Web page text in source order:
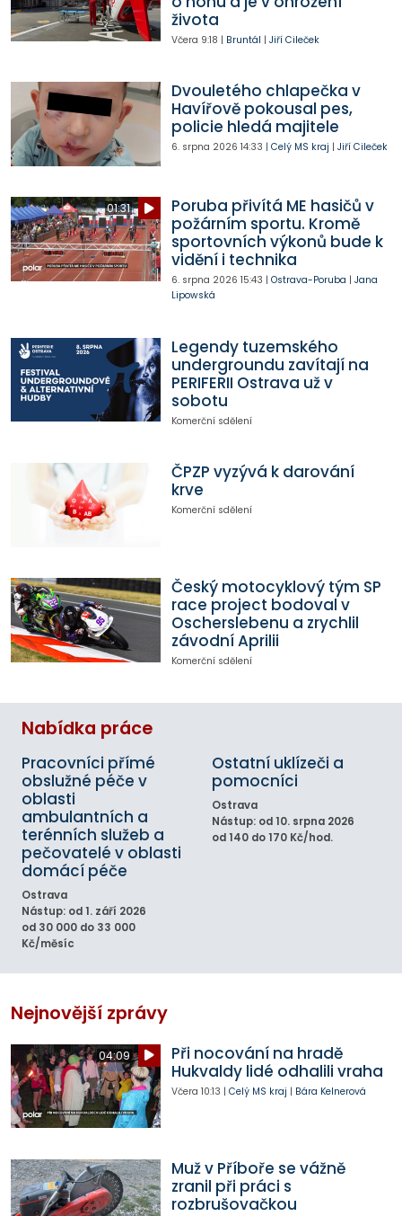
života
Včera 9:18 | Bruntál | Jiří Cileček
Dvouletého chlapečka v
Havířově pokousal pes,
policie hledá majitele
6. srpna 2026 14:33 | Celý MS kraj | Jiří Cileček
01:31
Poruba přivítá ME hasičů v
požárním sportu. Kromě
sportovních výkonů bude k
vidění i technika
6. srpna 2026 15:43 | Ostrava-Poruba | Jana
Lipowská
Legendy tuzemského
undergroundu zavítají na
PERIFERII Ostrava už v
sobotu
Komerční sdělení
ČPZP vyzývá k darování
krve
Komerční sdělení
Český motocyklový tým SP
race project bodoval v
Oscherslebenu a zrychlil
závodní Aprilii
Komerční sdělení
Nabídka práce
Pracovníci přímé
obslužné péče v
oblasti
ambulantních a
terénních služeb a
pečovatelé v oblasti
domácí péče
Ostrava
Nástup: od 1. září 2026
od 30 000 do 33 000
Kč/měsíc
Ostatní uklízeči a
pomocníci
Ostrava
Nástup: od 10. srpna 2026
od 140 do 170 Kč/hod.
Nejnovější zprávy
04:09
Při nocování na hradě
Hukvaldy lidé odhalili vraha
Včera 10:13 | Celý MS kraj | Bára Kelnerová
Muž v Příboře se vážně
zranil při práci s
rozbrušovačkou